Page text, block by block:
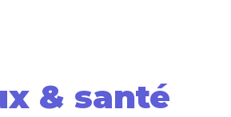
& santé